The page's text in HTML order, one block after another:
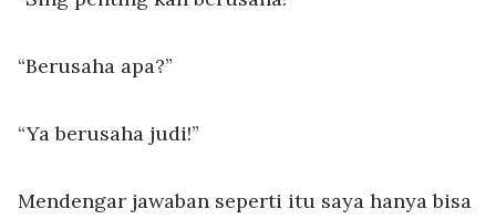
“Berusaha apa?”
“Ya berusaha judi!”
Mendengar jawaban seperti itu saya hanya bisa